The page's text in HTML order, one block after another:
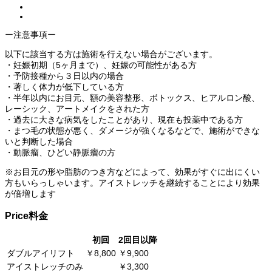
ー注意事項ー
以下に該当する⽅は施術を⾏えない場合がございます。
・妊娠初期（5ヶ⽉まで）、妊娠の可能性がある⽅
・予防接種から３⽇以内の場合
・著しく体⼒が低下している⽅
・半年以内にお⽬元、額の美容整形、ボトックス、ヒアルロン酸、
レーシック、アートメイクをされた⽅
・過去に⼤きな病気をしたことがあり、現在も投薬中である⽅
・まつ⽑の状態が悪く、ダメージが強くなるなどで、施術ができな
いと判断した場合
・動脈瘤、ひどい静脈瘤の⽅
※お⽬元の形や脂肪のつき⽅などによって、効果がすぐに出にくい
⽅もいらっしゃいます。アイストレッチを継続することにより効果
が倍増します
Price料金
初回
2回目以降
ダブルアイリフト
￥8,800 ￥9,900
アイストレッチのみ
￥3,300